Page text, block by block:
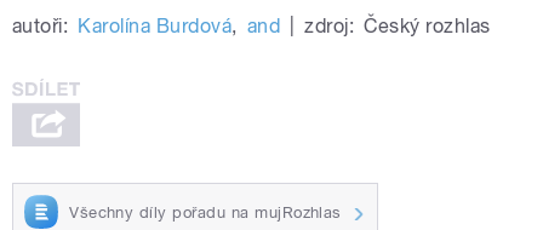
autoři: Karolína Burdová, and zdroj: Český rozhlas
Všechny díly pořadu na mujRozhlas